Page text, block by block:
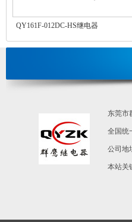
QY161F-012DC-HS继电器
东莞市
全国统
公司地
本站关